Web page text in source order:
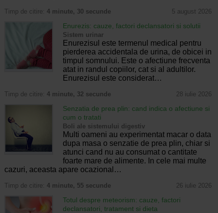
Timp de citire: 4 minute, 30 secunde 5 august 2026
Enurezis: cauze, factori declansatori si solutii
Sistem urinar
Enurezisul este termenul medical pentru
pierderea accidentala de urina, de obicei in
timpul somnului. Este o afectiune frecventa
atat in randul copiilor, cat si al adultilor.
Enurezisul este considerat…
Timp de citire: 4 minute, 32 secunde 28 iulie 2026
Senzatia de prea plin: cand indica o afectiune si
cum o tratati
Boli ale sistemului digestiv
Multi oameni au experimentat macar o data
dupa masa o senzatie de prea plin, chiar si
atunci cand nu au consumat o cantitate
foarte mare de alimente. In cele mai multe
cazuri, aceasta apare ocazional…
Timp de citire: 4 minute, 55 secunde 26 iulie 2026
Totul despre meteorism: cauze, factori
declansatori, tratament si dieta